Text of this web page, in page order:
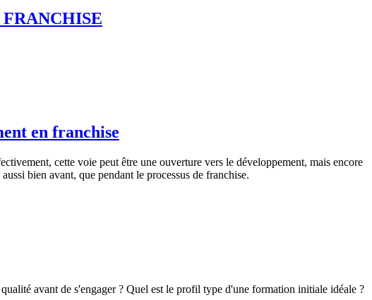
FRANCHISE
en franchise
cette voie peut être une ouverture vers le développement, mais encore
bien avant, que pendant le processus de franchise.
avant de s'engager ? Quel est le profil type d'une formation initiale idéale ?